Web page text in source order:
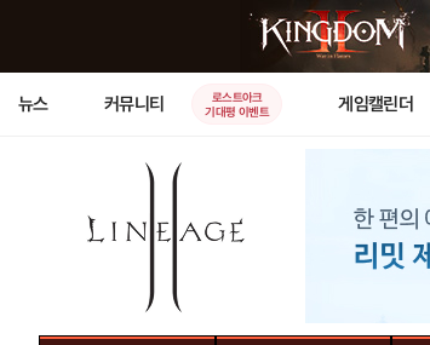
뉴스 커뮤니티
로스트아크
기대평 이벤트
게임캘린더